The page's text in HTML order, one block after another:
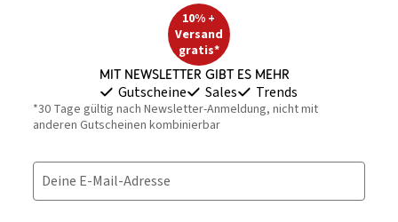
10% +
Versand
gratis*
Mit Newsletter gibt es mehr
Gutscheine Sales Trends
*30 Tage gültig nach Newsletter-Anmeldung, nicht mit
anderen Gutscheinen kombinierbar
Deine E-Mail-Adresse